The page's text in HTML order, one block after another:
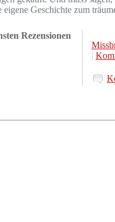
Geschichte zum
Rezensionen
|